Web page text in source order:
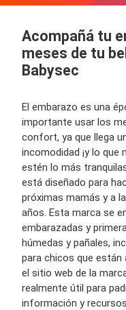
Acompañá tu
meses de tu
Babysec
El embarazo es una
importante usar los
confort, ya que llega
incomodidad ¡y lo
estén lo más
está diseñado para
próximas mamás y a
años. Esta marca se
embarazadas y
húmedas y pañales,
para chicos que están
el sitio web de la
realmente útil para
información y